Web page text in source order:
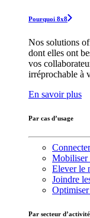
Pourquoi 8x8
Nos solutions
dont elles ont
vos
irréprochable à
En savoir plus
Par cas d’usage
Mobiliser
Elever le
Joindre
Par secteur d’activité